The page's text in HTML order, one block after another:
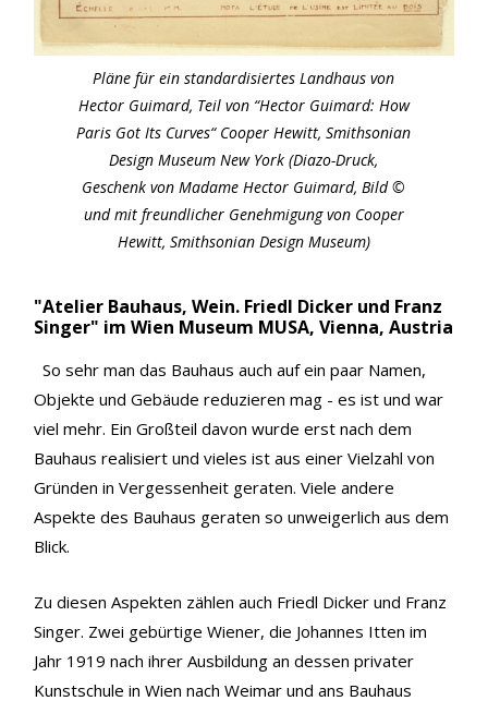
Pläne für ein standardisiertes Landhaus von
Hector Guimard, Teil von “Hector Guimard: How
Paris Got Its Curves“ Cooper Hewitt, Smithsonian
Design Museum New York (Diazo-Druck,
Geschenk von Madame Hector Guimard, Bild ©
und mit freundlicher Genehmigung von Cooper
Hewitt, Smithsonian Design Museum)
"Atelier Bauhaus, Wein. Friedl Dicker und Franz
Singer" im Wien Museum MUSA, Vienna, Austria
So sehr man das Bauhaus auch auf ein paar Namen,
Objekte und Gebäude reduzieren mag - es ist und war
viel mehr. Ein Großteil davon wurde erst nach dem
Bauhaus realisiert und vieles ist aus einer Vielzahl von
Gründen in Vergessenheit geraten. Viele andere
Aspekte des Bauhaus geraten so unweigerlich aus dem
Blick.
Zu diesen Aspekten zählen auch Friedl Dicker und Franz
Singer. Zwei gebürtige Wiener, die Johannes Itten im
Jahr 1919 nach ihrer Ausbildung an dessen privater
Kunstschule in Wien nach Weimar und ans Bauhaus